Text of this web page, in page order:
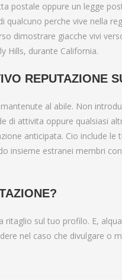
postale oppure un legge
perche vive nella
dimostrare giacche vivi
Hills, durante California.
REPUTAZIONE
al abile. Non
di attivita oppure qualsiasi
anticipata. Cio include
insieme estranei membri
ritaglio sul tuo profilo. E,
nel caso che divulgare o